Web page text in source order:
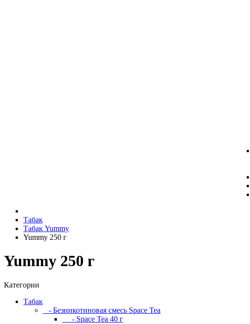
Табак
Табак Yummy
Yummy 250 г
Yummy 250 г
Категории
Табак
- Безникотиновая смесь Space Tea
- Space Tea 40 г